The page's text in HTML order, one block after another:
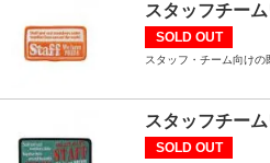
スタッフチー
SOLD OUT
スタッフ・チーム向けの
スタッフチー
SOLD OUT